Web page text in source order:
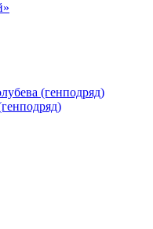
(генподряд)